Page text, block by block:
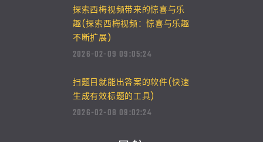
探索西梅视频带来的惊喜与乐
趣(探索西梅视频：惊喜与乐趣
不断扩展)
2026-02-09 09:05:24
扫题目就能出答案的软件(快速
生成有效标题的工具)
2026-02-08 09:02:24